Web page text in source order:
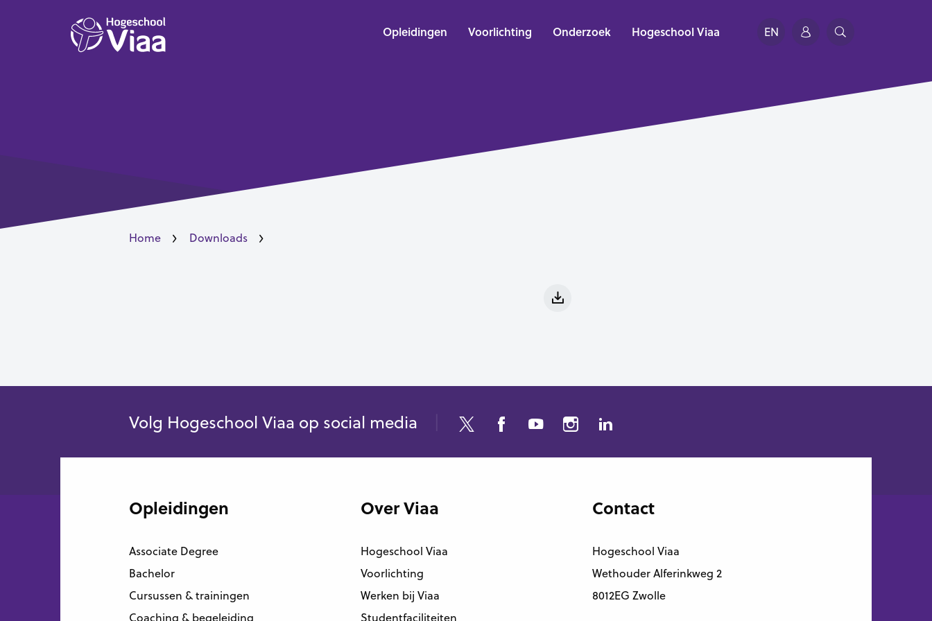
Opleidingen Voorlichting Onderzoek Hogeschool Viaa EN
Home Downloads
Volg Hogeschool Viaa op social media
Opleidingen
Associate Degree
Bachelor
Cursussen & trainingen
Coaching & begeleiding
Over Viaa
Hogeschool Viaa
Voorlichting
Werken bij Viaa
Studentfaciliteiten
Contact
Hogeschool Viaa
Wethouder Alferinkweg 2
8012EG Zwolle